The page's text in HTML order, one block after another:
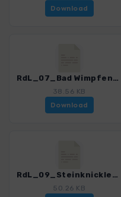
Download
RdL_07_Bad Wimpfen-Eberstadt_4515_1.gpx
38.56 KB
Download
RdL_09_Steinknickle-Jux_4515_1.gpx
50.26 KB